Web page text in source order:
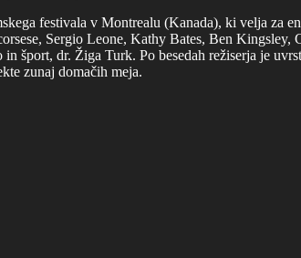
festivala v Montrealu (Kanada), ki velja za
Sergio Leone, Kathy Bates, Ben Kingsley,
šport, dr. Žiga Turk. Po besedah režiserja je
zunaj domačih meja.